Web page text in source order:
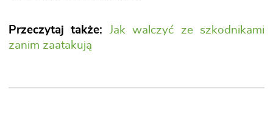
Przeczytaj także:
Jak walczyć ze szkodnikami
zanim zaatakują